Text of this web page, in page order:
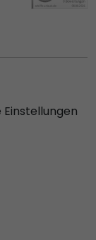
Einstellungen